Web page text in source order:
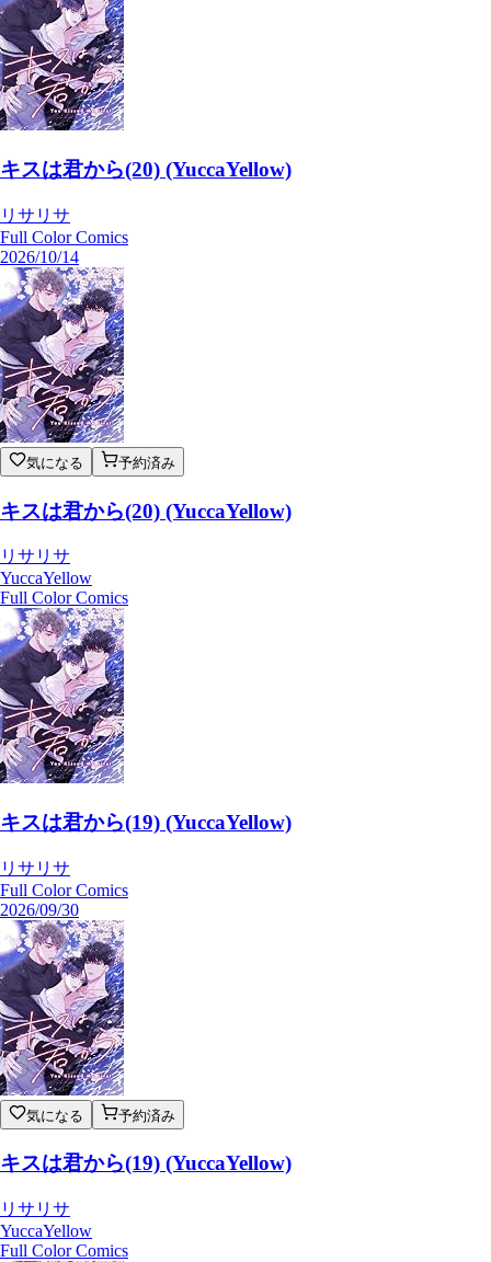
キスは君から(20) (YuccaYellow)
リサリサ
Full Color Comics
2026/10/14
気になる 予約済み
キスは君から(20) (YuccaYellow)
リサリサ
YuccaYellow
Full Color Comics
キスは君から(19) (YuccaYellow)
リサリサ
Full Color Comics
2026/09/30
気になる 予約済み
キスは君から(19) (YuccaYellow)
リサリサ
YuccaYellow
Full Color Comics